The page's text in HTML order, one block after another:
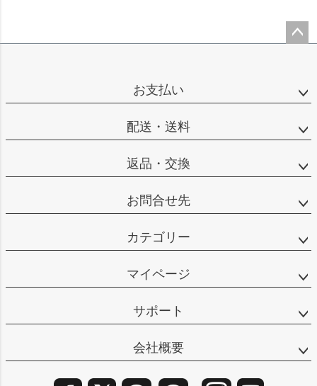
お支払い
配送・送料
返品・交換
お問合せ先
カテゴリー
マイページ
サポート
会社概要